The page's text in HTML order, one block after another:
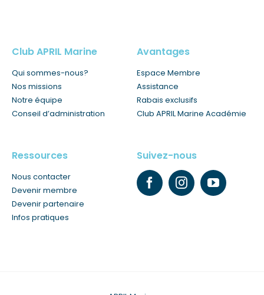
Club APRIL Marine
Qui sommes-nous?
Nos missions
Notre équipe
Conseil d’administration
Avantages
Espace Membre
Assistance
Rabais exclusifs
Club APRIL Marine Académie
Ressources
Nous contacter
Devenir membre
Devenir partenaire
Infos pratiques
Suivez-nous